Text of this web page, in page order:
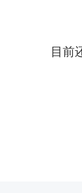
目前